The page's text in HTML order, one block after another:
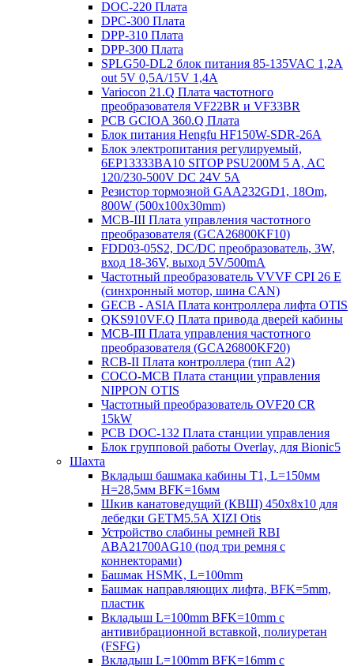
DOC-220 Плата
DPC-300 Плата
DPP-310 Плата
DPP-300 Плата
SPLG50-DL2 блок питания 85-135VAC 1,2А
out 5V 0,5А/15V 1,4А
Variocon 21.Q Плата частотного
преобразователя VF22BR и VF33BR
PCB GCIOA 360.Q Плата
Блок питания Hengfu HF150W-SDR-26A
Блок электропитания регулируемый,
6EP13333BA10 SITOP PSU200M 5 A, AC
120/230-500V DC 24V 5A
Резистор тормозной GAA232GD1, 18Om,
800W (500x100x30mm)
MCB-III Плата управления частотного
преобразователя (GCA26800KF10)
FDD03-05S2, DC/DC преобразователь, 3W,
вход 18-36V, выход 5V/500mA
Частотный преобразователь VVVF CPI 26 E
(синхронный мотор, шина CAN)
GECB - ASIA Плата контроллера лифта OTIS
QKS910VF.Q Плата привода дверей кабины
MCB-III Плата управления частотного
преобразователя (GCA26800KF20)
RCB-II Плата контроллера (тип A2)
COCO-MCB Плата станции управления
NIPPON OTIS
Частотный преобразователь OVF20 CR
15kW
PCB DOC-132 Плата станции управления
Блок групповой работы Overlay, для Bionic5
Шахта
Вкладыш башмака кабины T1, L=150мм
H=28,5мм BFK=16мм
Шкив канатоведущий (КВШ) 450х8х10 для
лебедки GETM5.5A XIZI Otis
Устройство слабины ремней RBI
ABA21700AG10 (под три ремня с
коннекторами)
Башмак HSMK, L=100mm
Башмак направляющих лифта, BFK=5mm,
пластик
Вкладыш L=100mm BFK=10mm с
антивибрационной вставкой, полиуретан
(FSFG)
Вкладыш L=100mm BFK=16mm с